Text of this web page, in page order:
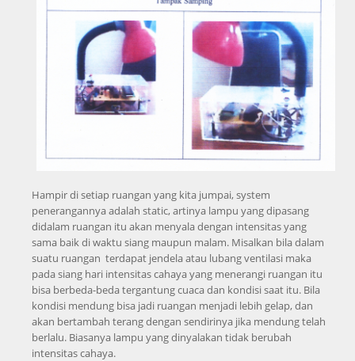
Hampir di setiap ruangan yang kita jumpai, system
penerangannya adalah static, artinya lampu yang dipasang
didalam ruangan itu akan menyala dengan intensitas yang
sama baik di waktu siang maupun malam. Misalkan bila dalam
suatu ruangan terdapat jendela atau lubang ventilasi maka
pada siang hari intensitas cahaya yang menerangi ruangan itu
bisa berbeda-beda tergantung cuaca dan kondisi saat itu. Bila
kondisi mendung bisa jadi ruangan menjadi lebih gelap, dan
akan bertambah terang dengan sendirinya jika mendung telah
berlalu. Biasanya lampu yang dinyalakan tidak berubah
intensitas cahaya.